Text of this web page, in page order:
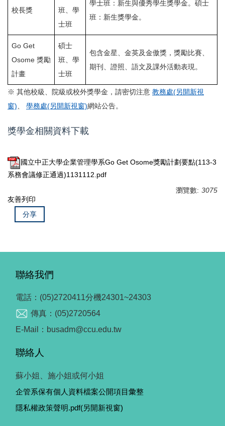
校長獎
班、學
士班
學士班：新生與優秀學生獎學金。碩士
班：新生獎學金。
Go Get
Osome 獎勵
計畫
碩士
班、學
士班
包含金星、金英及金傲獎，獎勵比賽、
期刊、證照、語文及課外活動表現。
※ 其他校級、院級或校外獎學金，請密切注意 教務處(另開新視
窗)
學務處(另開新視窗)網站公告。
獎學金相關資料下載
國立中正大學企業管理學系Go Get Osome獎勵計劃要點(113-3
系務會議修正通過)1131112.pdf
瀏覽數: 3075
友善列印
分享
聯絡我們
電話：(05)2720411分機24301~24303
傳真：(05)2720564
E-Mail：busadm@ccu.edu.tw
聯絡人
蘇小姐、施小姐或何小姐
企管系保有個人資料檔案公開項目彙整
隱私權政策聲明.pdf(另開新視窗)